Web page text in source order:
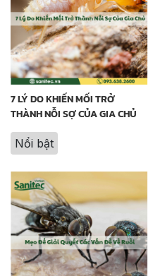
7 LÝ DO KHIẾN MỐI TRỞ
THÀNH NỖI SỢ CỦA GIA CHỦ
Nổi bật